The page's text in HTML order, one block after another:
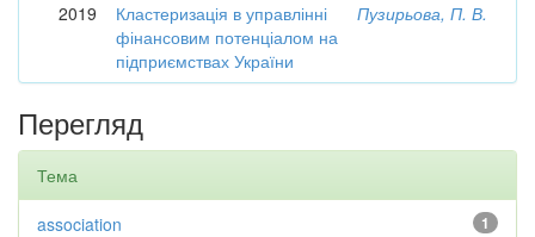
2019
Кластеризація в управлінні
фінансовим потенціалом на
підприємствах України
Пузирьова, П. В.
Перегляд
Тема
1
association